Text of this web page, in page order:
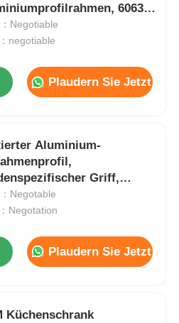
6063
für
Negotiable
negotiable
Plaudern Sie Jetzt
Aluminium-
Griff,
Negotable
Negotation
Plaudern Sie Jetzt
Küchenschrank